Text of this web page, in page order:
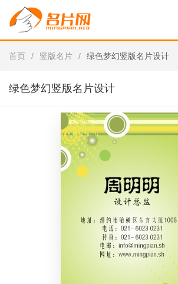
首页 / 竖版名片 / 绿色梦幻竖版名片设计
绿色梦幻竖版名片设计